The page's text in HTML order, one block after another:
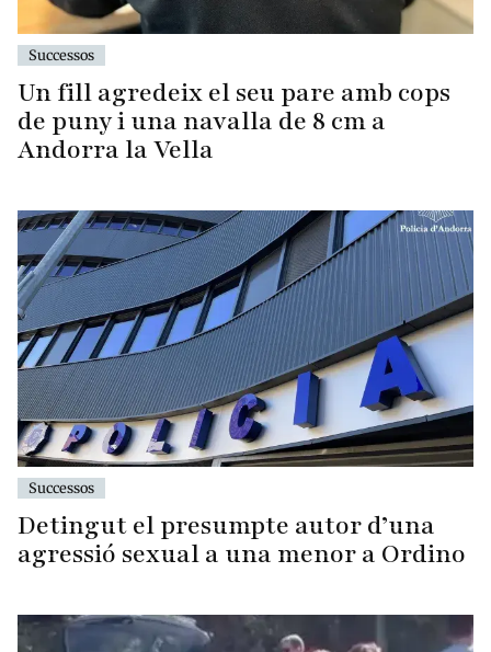
Successos
Un fill agredeix el seu pare amb cops
de puny i una navalla de 8 cm a
Andorra la Vella
Successos
Detingut el presumpte autor d’una
agressió sexual a una menor a Ordino